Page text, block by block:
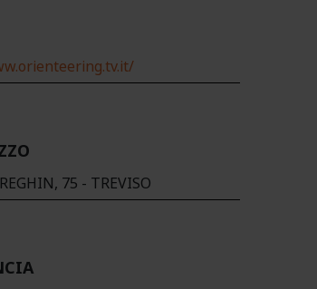
75 - TREVISO